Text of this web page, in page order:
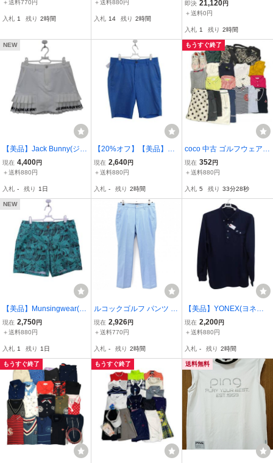
＋送料770円
入札 1 残り 2時間
＋送料880円
入札 14 残り 2時間
レディース 1(M) ゴルフウ
即決 21,120円
＋送料0円
入札 1 残り 2時間
NEW
【美品】Jack Bunny(ジャ
ックバニー) スカート 白
レディース 1 263-123492
4 中古
現在 4,400円
＋送料880円
入札 - 残り 1日
【20%オフ】【美品】UN
DER ARMOUR(アンダー
アーマー) ハーフパンツ
ア 2510-0122 中古
現在 2,640円
＋送料880円
入札 - 残り 2時間
もうすぐ終了
coco 中古 ゴルフウェア
ブランド色々 まとめ売り
点 レディース おまとめ品
現在 352円
＋送料880円
入札 5 残り 33分27秒
NEW
【美品】Munsingwear(マ
ンシングウェア) ハーフパ
ンツ ミントグリーン総柄
ア 2605-0002 中古
現在 2,750円
＋送料880円
入札 1 残り 1日
ルコックゴルフ パンツ 白
×ブルー 地模様 ストレッ
チ メンズ 82 ゴルフウェ
現在 2,926円
＋送料770円
入札 - 残り 2時間
【美品】YONEX(ヨネッ
クス) 長袖ポロシャツ ネ
イビー メンズ L ゴルフウ
現在 2,200円
＋送料880円
入札 - 残り 2時間
もうすぐ終了 もうすぐ終了 送料無料